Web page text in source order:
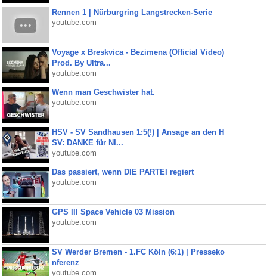
Rennen 1 | Nürburgring Langstrecken-Serie
youtube.com
Voyage x Breskvica - Bezimena (Official Video)
Prod. By Ultra...
youtube.com
Wenn man Geschwister hat.
youtube.com
HSV - SV Sandhausen 1:5(!) | Ansage an den H
SV: DANKE für NI...
youtube.com
Das passiert, wenn DIE PARTEI regiert
youtube.com
GPS III Space Vehicle 03 Mission
youtube.com
SV Werder Bremen - 1.FC Köln (6:1) | Presseko
nferenz
youtube.com